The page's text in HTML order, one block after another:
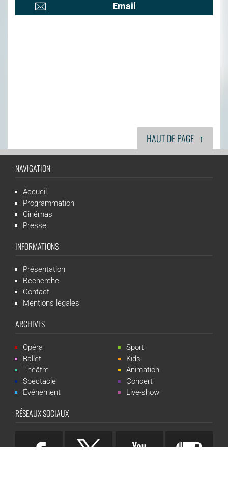
Email
HAUT DE PAGE ↑
NAVIGATION
Accueil
Programmation
Cinémas
Presse
INFORMATIONS
Présentation
Recherche
Contact
Mentions légales
ARCHIVES
Opéra
Ballet
Théâtre
Spectacle
Événement
Sport
Kids
Animation
Concert
Live-show
RÉSEAUX SOCIAUX